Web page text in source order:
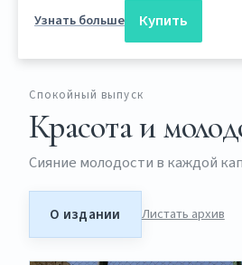
Узнать больше
Купить
Спокойный выпуск
Красота и
Сияние молодости в каждой
О издании Листать архив